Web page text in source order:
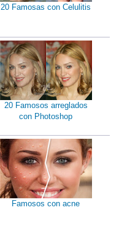
20 Famosas con Celulitis
20 Famosos arreglados
con Photoshop
Famosos con acne